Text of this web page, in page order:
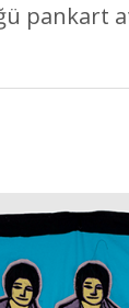
pankart